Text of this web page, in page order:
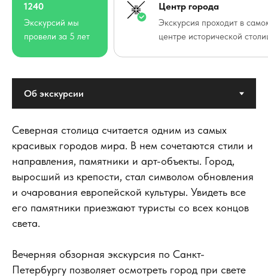
Центр города
Экскурсия проходит в
центре исторической
1240
Экскурсий мы
провели за 5 лет
Северная столица считается одним из самых
красивых городов мира. В нем сочетаются стили и
направления, памятники и арт-объекты. Город,
выросший из крепости, стал символом обновления
и очарования европейской культуры. Увидеть все
его памятники приезжают туристы со всех концов
света.
Вечерняя обзорная экскурсия по Санкт-
Петербургу позволяет осмотреть город при свете